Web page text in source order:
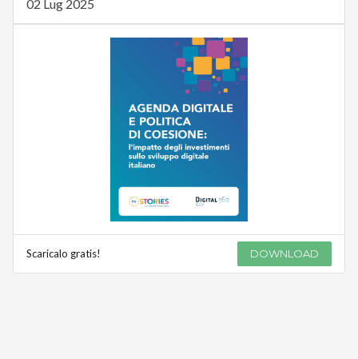
02 Lug 2025
Scaricalo gratis! DOWNLOAD